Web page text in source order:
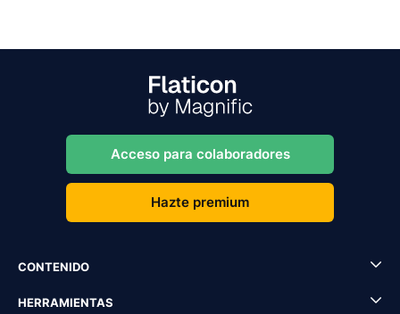
Acceso para colaboradores
Hazte premium
CONTENIDO
HERRAMIENTAS